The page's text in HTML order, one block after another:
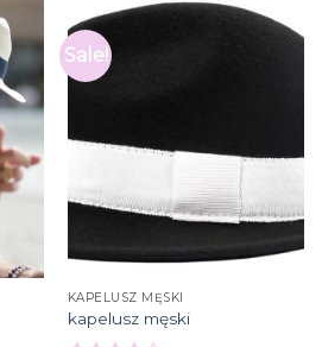
Sale!
KAPELUSZ MĘSKI
kapelusz męski